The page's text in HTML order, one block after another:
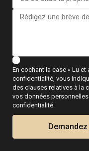
€ 295.000
Appartement à
En cochant la case « Lu
confidentialité, vous
des clauses relatives à la
vos données
confidentialité.